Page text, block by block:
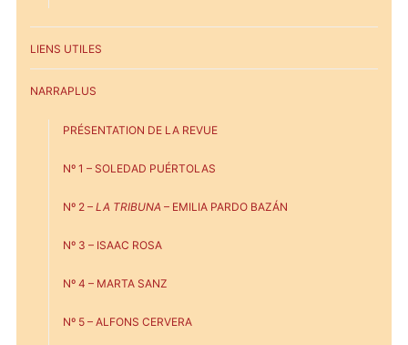
LIENS UTILES
NARRAPLUS
PRÉSENTATION DE LA REVUE
Nº 1 – SOLEDAD PUÉRTOLAS
Nº 2 – LA TRIBUNA – EMILIA PARDO BAZÁN
Nº 3 – ISAAC ROSA
Nº 4 – MARTA SANZ
Nº 5 – ALFONS CERVERA